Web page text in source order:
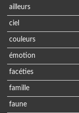
ailleurs
ciel
couleurs
émotion
facéties
famille
faune